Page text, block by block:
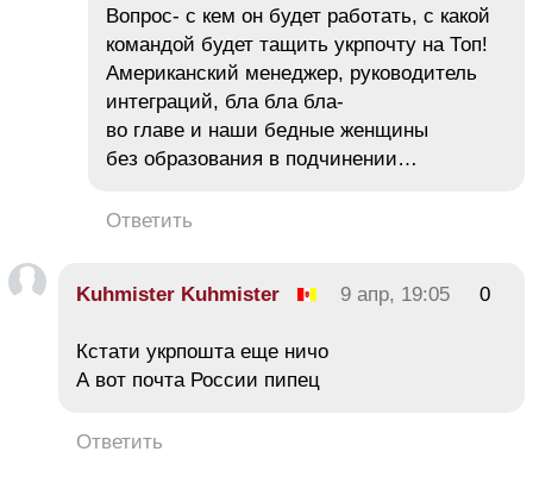
Вопрос- с кем он будет работать, с какой
командой будет тащить укрпочту на Топ!
Американский менеджер, руководитель
интеграций, бла бла бла-
во главе и наши бедные женщины
без образования в подчинении…
Ответить
Kuhmister Kuhmister 9 апр, 19:05 0
Кстати укрпошта еще ничо
А вот почта России пипец
Ответить